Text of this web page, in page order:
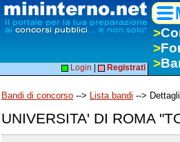
>
>
>
Login Registrati
Bandi di concorso --> Lista bandi -->
UNIVERSITA' DI ROMA